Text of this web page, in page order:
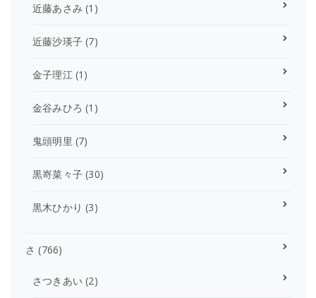
近藤あさみ (1)
近藤沙瑛子 (7)
金子理江(1)
金谷みひろ (1)
鬼頭明里 (7)
黒嵜菜々子 (30)
黒木ひかり (3)
さ (766)
さつきあい (2)